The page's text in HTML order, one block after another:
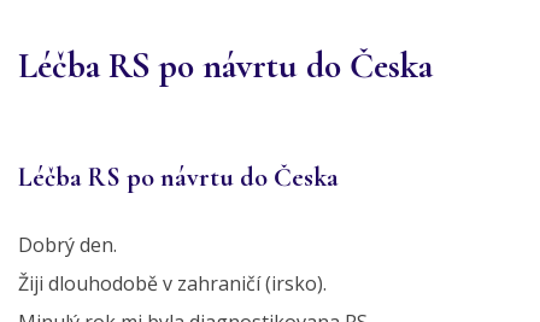
Léčba RS po návrtu do Česka
Léčba RS po návrtu do Česka
Dobrý den.
Žiji dlouhodobě v zahraničí (irsko).